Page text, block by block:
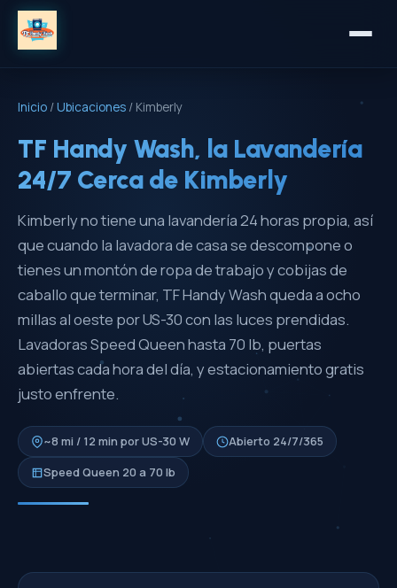
Inicio /Ubicaciones / Kimberly
TF Handy Wash, la Lavandería
24/7 Cerca de Kimberly
Kimberly no tiene una lavandería 24 horas propia, así
que cuando la lavadora de casa se descompone o
tienes un montón de ropa de trabajo y cobijas de
caballo que terminar, TF Handy Wash queda a ocho
millas al oeste por US-30 con las luces prendidas.
Lavadoras Speed Queen hasta 70 lb, puertas
abiertas cada hora del día, y estacionamiento gratis
justo enfrente.
~8 mi / 12 min por US-30 W
Abierto 24/7/365
Speed Queen 20 a 70 lb